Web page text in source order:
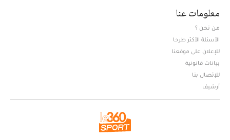
معلومات عنا
من نحن ؟
الأسئلة الأكثر طرحا
للإعلان على موقعنا
بيانات قانونية
للإتصال بنا
أرشيف